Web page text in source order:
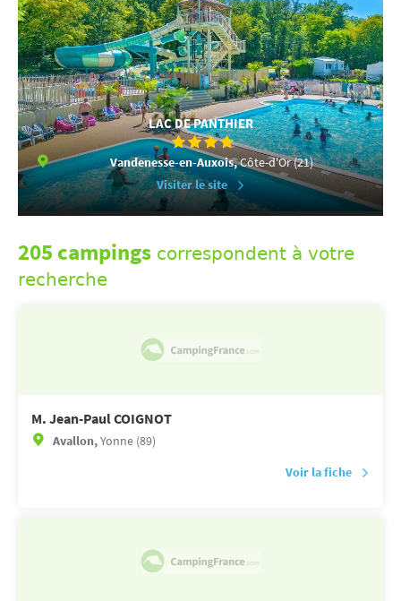
LAC DE PANTHIER
Vandenesse-en-Auxois,Côte-d'Or (21)
Visiter le site
205 campings correspondent à votre
recherche
M. Jean-Paul COIGNOT
Avallon,Yonne (89)
Voir la fiche